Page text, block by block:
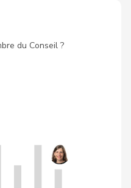
du Conseil ?